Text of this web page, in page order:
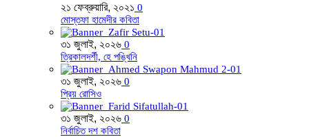
২১ ফেব্রুয়ারি, ২০২১ 0
মোস্তফা হামেদীর কবিতা
৩১ জুলাই, ২০২৬ 0
ত্রিকালদর্শী, হে পঙ্খিনি
৩১ জুলাই, ২০২৬ 0
প্রিয় রোসিও
৩১ জুলাই, ২০২৬ 0
নির্বাচিত দশ কবিতা